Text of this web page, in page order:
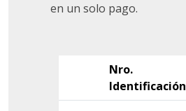
en un solo pago.
Nro.
Identificación